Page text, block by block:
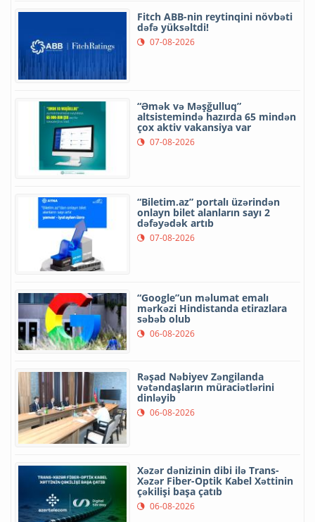
Fitch ABB-nin reytinqini növbəti
dəfə yüksəltdi!
07-08-2026
“Əmək və Məşğulluq”
altsistemində hazırda 65 mindən
çox aktiv vakansiya var
07-08-2026
“Biletim.az” portalı üzərindən
onlayn bilet alanların sayı 2
dəfəyədək artıb
07-08-2026
“Google”un məlumat emalı
mərkəzi Hindistanda etirazlara
səbəb olub
06-08-2026
Rəşad Nəbiyev Zəngilanda
vətəndaşların müraciətlərini
dinləyib
06-08-2026
Xəzər dənizinin dibi ilə Trans-
Xəzər Fiber-Optik Kabel Xəttinin
çəkilişi başa çatıb
06-08-2026